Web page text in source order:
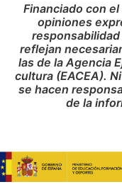
Financiado con
opiniones
reflejan
las de la Agencia
cultura (EACEA).
se hacen
de la